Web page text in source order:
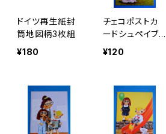
ドイツ再生紙封
筒地図柄3枚組
¥180
チェコポストカ
ードシュペイブ
ルとフルヴィー
¥120